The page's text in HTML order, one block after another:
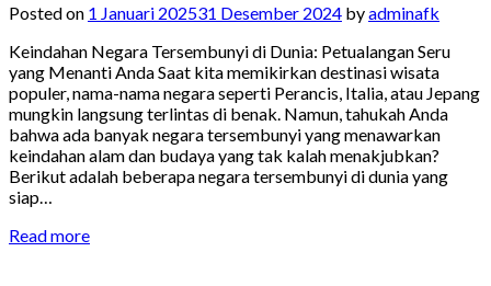
Posted on 1 Januari 202531 Desember 2024 byadminafk
Keindahan Negara Tersembunyi di Dunia: Petualangan Seru
yang Menanti Anda Saat kita memikirkan destinasi wisata
populer, nama-nama negara seperti Perancis, Italia, atau Jepang
mungkin langsung terlintas di benak. Namun, tahukah Anda
bahwa ada banyak negara tersembunyi yang menawarkan
keindahan alam dan budaya yang tak kalah menakjubkan?
Berikut adalah beberapa negara tersembunyi di dunia yang
siap…
Read more